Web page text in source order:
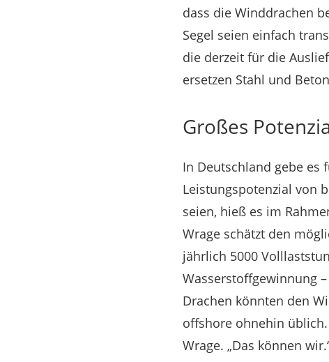
dass die Winddrachen
Segel seien einfach
die derzeit für die
ersetzen Stahl und
Großes
In Deutschland gebe
Leistungspotenzial von
seien, hieß es im
Wrage schätzt den
jährlich 5000
Wasserstoffgewinnung
Drachen könnten den
offshore ohnehin üblich.
Wrage. „Das können